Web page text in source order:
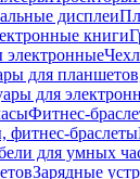
дисплеи
книги
электронные
для
для
Фитнес-
фитнес-браслеты
для умных
Зарядные